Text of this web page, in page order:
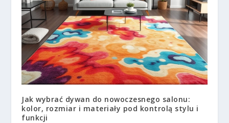
Jak wybrać dywan do nowoczesnego salonu:
kolor, rozmiar i materiały pod kontrolą stylu i
funkcji